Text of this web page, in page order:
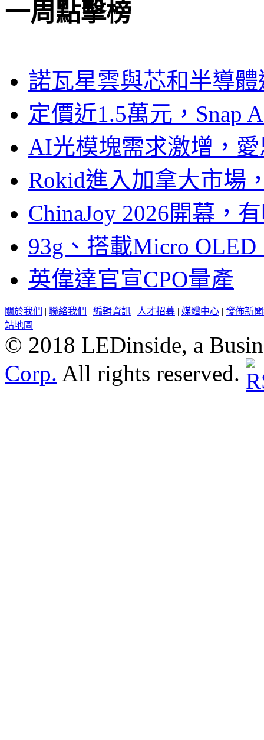
一周點擊榜
諾瓦星雲與芯和半導
定價近1.5萬元，Snap
AI光模塊需求激增，
Rokid進入加拿大市場
ChinaJoy 2026開幕，
93g、搭載Micro
英偉達官宣CPO量產
關於我們 | 聯絡我們 | 編輯資訊 | 人才招募 | 媒體中心 | 發佈新
站地圖
© 2018 LEDinside, a
Corp. All rights reserved.